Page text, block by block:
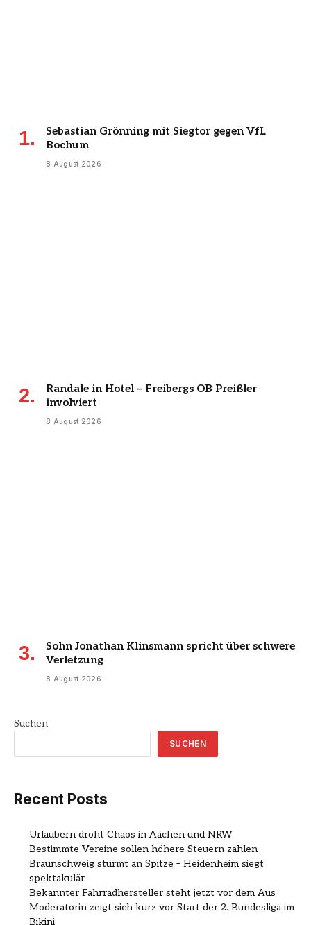
Sebastian Grönning mit Siegtor gegen VfL
Bochum
8 August 2026
Randale in Hotel – Freibergs OB Preißler
involviert
8 August 2026
Sohn Jonathan Klinsmann spricht über schwere
Verletzung
8 August 2026
Suchen
SUCHEN
Recent Posts
Urlaubern droht Chaos in Aachen und NRW
Bestimmte Vereine sollen höhere Steuern zahlen
Braunschweig stürmt an Spitze – Heidenheim siegt
spektakulär
Bekannter Fahrradhersteller steht jetzt vor dem Aus
Moderatorin zeigt sich kurz vor Start der 2. Bundesliga im
Bikini